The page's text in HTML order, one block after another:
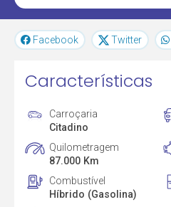
Facebook Twitter
Características
Carroçaria
Citadino
Quilometragem
87.000 Km
Combustível
Híbrido (Gasolina)